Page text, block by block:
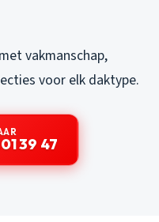
vakmanschap,
voor elk daktype.
39 47